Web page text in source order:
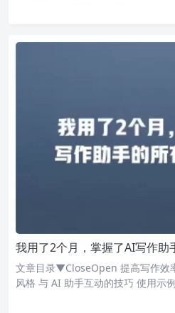
我用了2个月，掌握了AI写作助
文章目录▼CloseOpen 提高写作效
风格 与 AI 助手互动的技巧 使用示